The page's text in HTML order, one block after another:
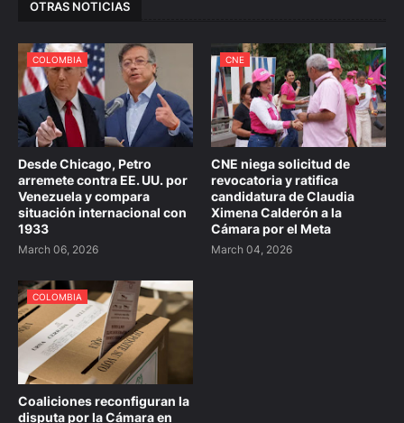
OTRAS NOTICIAS
COLOMBIA
Desde Chicago, Petro
arremete contra EE. UU. por
Venezuela y compara
situación internacional con
1933
March 06, 2026
CNE
CNE niega solicitud de
revocatoria y ratifica
candidatura de Claudia
Ximena Calderón a la
Cámara por el Meta
March 04, 2026
COLOMBIA
Coaliciones reconfiguran la
disputa por la Cámara en